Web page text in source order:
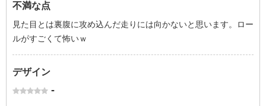
不満な点
見た目とは裏腹に攻め込んだ走りには向かないと思います。ロー
ルがすごくて怖いｗ
デザイン
-